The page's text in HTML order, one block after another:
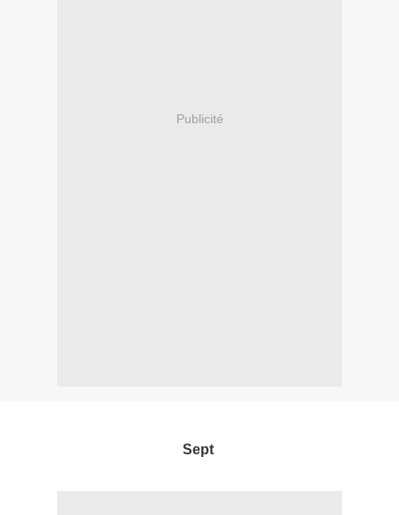
Publicité
Sept